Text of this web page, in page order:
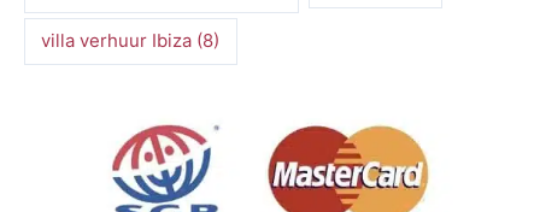
villa verhuur Ibiza (8)